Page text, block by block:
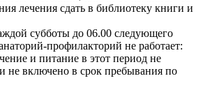
лечения сдать в библиотеку книги и
субботы до 06.00 следующего
профилакторий не работает:
и питание в этот период не
не включено в срок пребывания по